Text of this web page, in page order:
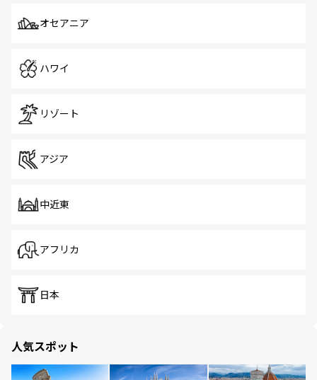
オセアニア
ハワイ
リゾート
アジア
中近東
アフリカ
日本
人気スポット